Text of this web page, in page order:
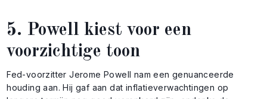
5. Powell kiest voor een
voorzichtige toon
Fed-voorzitter Jerome Powell nam een genuanceerde
houding aan. Hij gaf aan dat inflatieverwachtingen op